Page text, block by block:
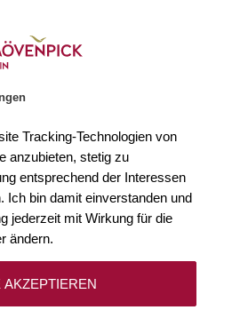
Tracking-Technologien von
anzubieten, stetig zu
entsprechend der Interessen
Ich bin damit einverstanden und
jederzeit mit Wirkung für die
ändern.
ALLE AKZEPTIEREN